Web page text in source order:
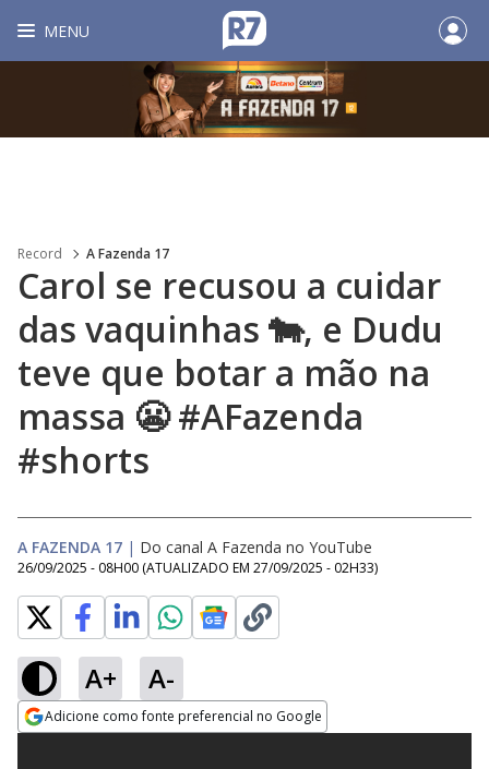
MENU
Record A Fazenda 17
Carol se recusou a cuidar
das vaquinhas 🐄, e Dudu
teve que botar a mão na
massa 😬 #AFazenda
#shorts
A FAZENDA 17 | Do canal A Fazenda no YouTube
26/09/2025 - 08H00 (ATUALIZADO EM 27/09/2025 - 02H33)
A+ A-
Adicione como fonte preferencial no Google